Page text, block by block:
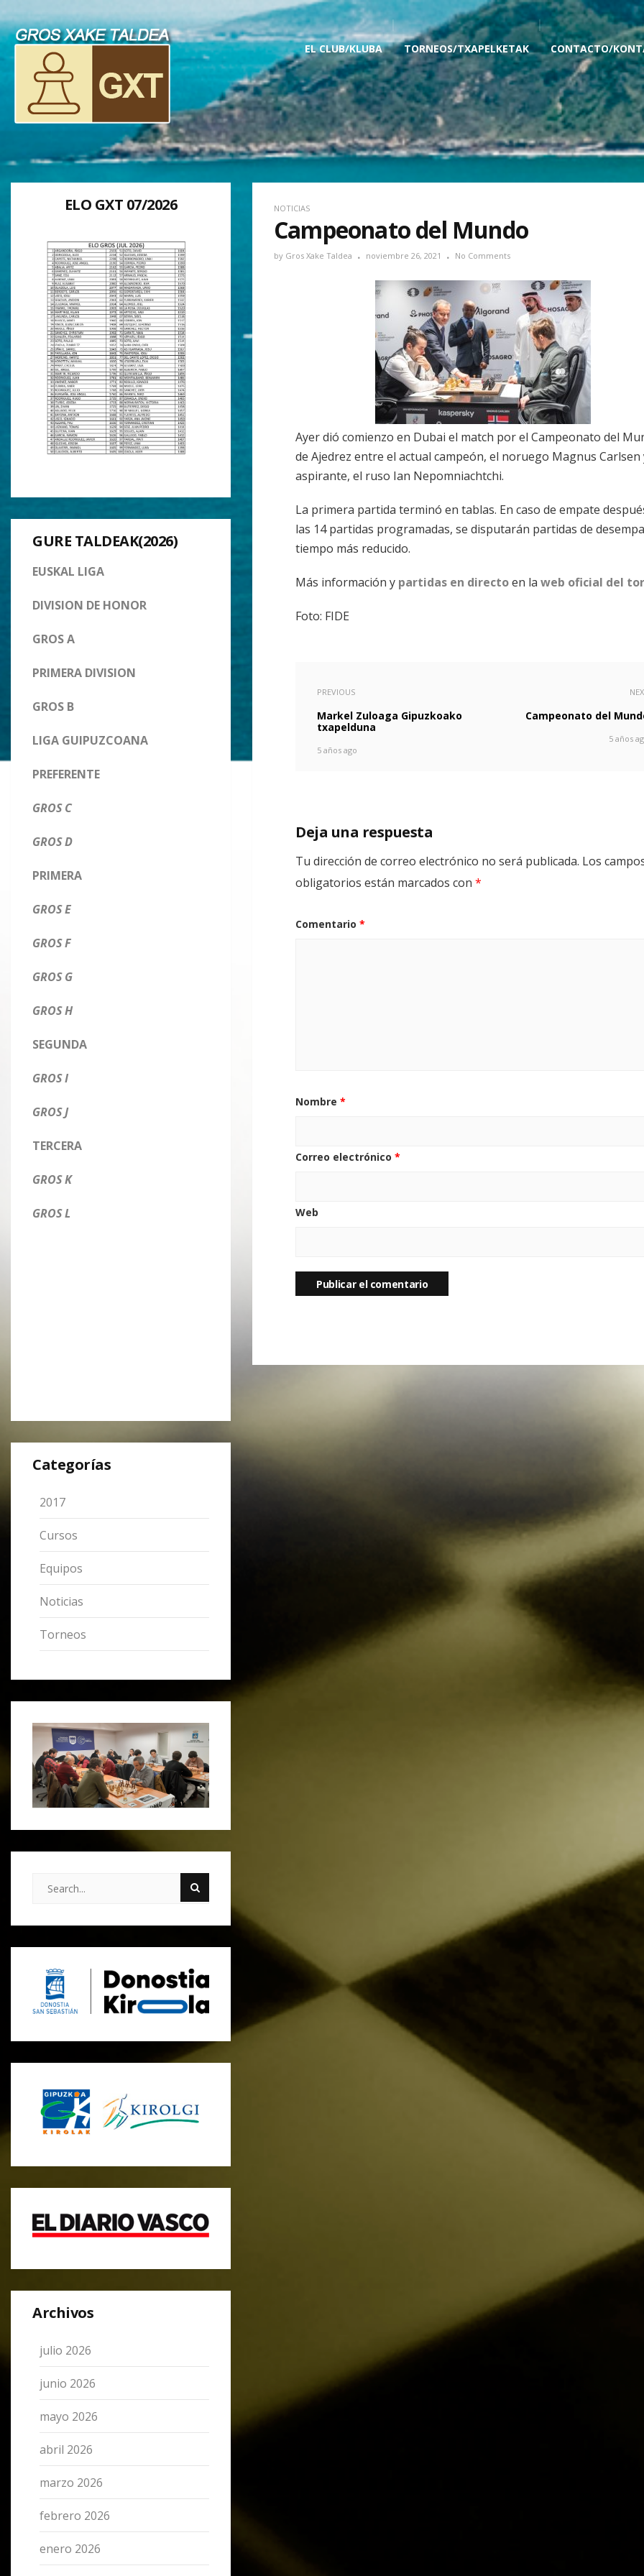
EL CLUB/KLUBA TORNEOS/TXAPELKETAK CONTACTO/
ELO GXT 07/2026
GURE TALDEAK(2026)
EUSKAL LIGA
DIVISION DE HONOR
GROS A
PRIMERA DIVISION
GROS B
LIGA GUIPUZCOANA
PREFERENTE
GROS C
GROS D
PRIMERA
GROS E
GROS F
GROS G
GROS H
SEGUNDA
GROS I
GROS J
TERCERA
GROS K
GROS L
Categorías
2017
Cursos
Equipos
Noticias
Torneos
Archivos
julio 2026
junio 2026
mayo 2026
abril 2026
marzo 2026
febrero 2026
enero 2026
NOTICIAS
Campeonato del Mundo
by Gros Xake Taldea noviembre 26, 2021 No Comments
Ayer dió comienzo en Dubai el match por el Campeonato del
de Ajedrez entre el actual campeón, el noruego Magnus Carlsen
aspirante, el ruso Ian Nepomniachtchi.
La primera partida terminó en tablas. En caso de empate
las 14 partidas programadas, se disputarán partidas de
tiempo más reducido.
Más información y partidas en directoen la web oficial del
Foto: FIDE
PREVIOUS
Markel Zuloaga Gipuzkoako
txapelduna
5 años ago
Campeonato del
5 años
Deja una respuesta
Tu dirección de correo electrónico no será publicada. Los
obligatorios están marcados con *
Comentario *
Nombre *
Correo electrónico *
Web